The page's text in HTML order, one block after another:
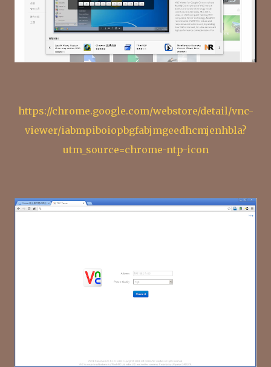
https://chrome.google.com/webstore/detail/vnc-
viewer/iabmpiboiopbgfabjmgeedhcmjenhbla?
utm_source=chrome-ntp-icon